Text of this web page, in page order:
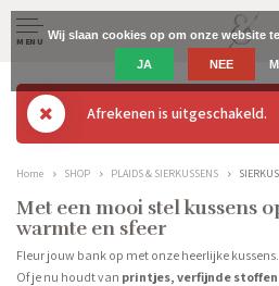
MENU
Afrekenen is uitgeschakeld.
Home SHOP PLAIDS & SIERKUSSENS
Met een mooi stel kussens
warmte en sfeer
Fleur jouw bank op met onze heerlijke kussens.
Of je nu houdt van printjes, verfijnde stoffen
Wij slaan cookies op om onze website
JA NEE